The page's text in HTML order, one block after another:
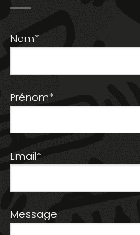
Nom*
Prénom*
Email*
Message